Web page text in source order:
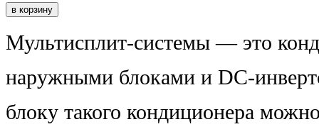
Мультисплит-системы— это
наружными блоками и DC-
блоку такого кондиционера